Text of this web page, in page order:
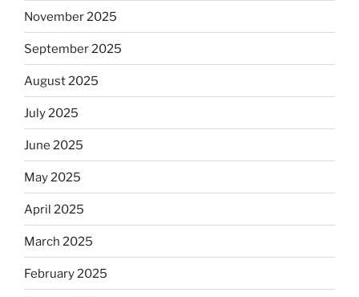
November 2025
September 2025
August 2025
July 2025
June 2025
May 2025
April 2025
March 2025
February 2025